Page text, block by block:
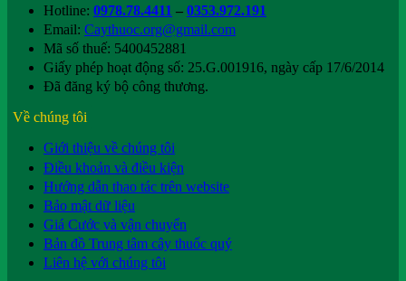
Hotline: 0978.78.4411 – 0353.972.191
Email: Caythuoc.org@gmail.com
Mã số thuế: 5400452881
Giấy phép hoạt động số: 25.G.001916, ngày cấp 17/6/2014
Đã đăng ký bộ công thương.
Về chúng tôi
Giới thiệu về chúng tôi
Điều khoản và điều kiện
Hướng dẫn thao tác trên website
Bảo mật dữ liệu
Giá Cước và vận chuyển
Bản đồ Trung tâm cây thuốc quý
Liên hệ với chúng tôi